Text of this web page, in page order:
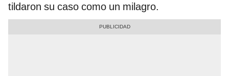
tildaron su caso como un milagro.